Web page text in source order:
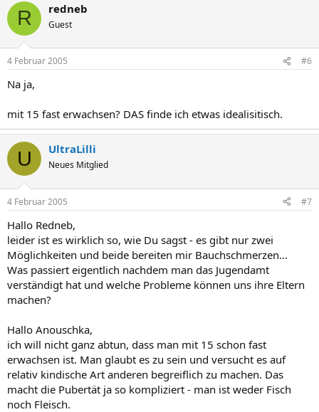
R redneb
Guest
4 Februar 2005 #6
Na ja,
mit 15 fast erwachsen? DAS finde ich etwas idealisitisch.
U UltraLilli
Neues Mitglied
4 Februar 2005 #7
Hallo Redneb,
leider ist es wirklich so, wie Du sagst - es gibt nur zwei
Möglichkeiten und beide bereiten mir Bauchschmerzen...
Was passiert eigentlich nachdem man das Jugendamt
verständigt hat und welche Probleme können uns ihre Eltern
machen?
Hallo Anouschka,
ich will nicht ganz abtun, dass man mit 15 schon fast
erwachsen ist. Man glaubt es zu sein und versucht es auf
relativ kindische Art anderen begreiflich zu machen. Das
macht die Pubertät ja so kompliziert - man ist weder Fisch
noch Fleisch.